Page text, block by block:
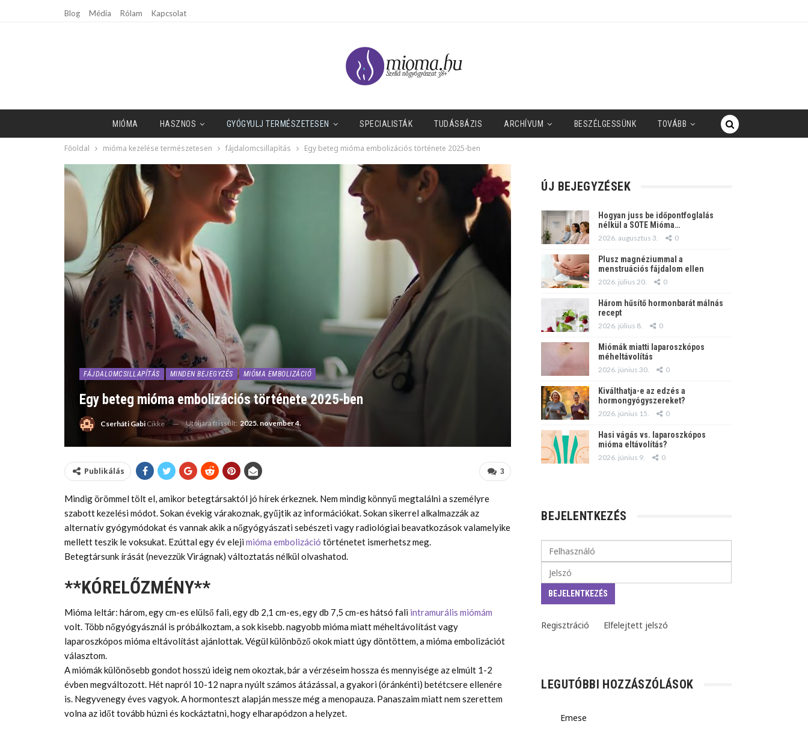
Blog Média Rólam Kapcsolat
MIÓMA HASZNOS GYÓGYULJ TERMÉSZETESEN SPECIALISTÁK TUDÁSBÁZIS ARCHÍVUM BESZÉLGESSÜNK TOVÁBB
Főoldal mióma kezelése természetesen fájdalomcsillapítás Egy beteg mióma embolizációs története 2025-ben
FÁJDALOMCSILLAPÍTÁS MINDEN BEJEGYZÉS MIÓMA EMBOLIZÁCIÓ
Egy beteg mióma embolizációs története 2025-ben
Cserháti Gabi Cikke Utoljára frissült: 2025. november 4.
3
Publikálás
Mindig örömmel tölt el, amikor betegtársaktól jó hírek érkeznek. Nem mindig könnyű megtalálni a személyre
szabott kezelési módot. Sokan évekig várakoznak, gyűjtik az információkat. Sokan sikerrel alkalmazzák az
alternatív gyógymódokat és vannak akik a nőgyógyászati sebészeti vagy radiológiai beavatkozások valamelyike
mellett teszik le voksukat. Ezúttal egy év eleji mióma embolizáció történetet ismerhetsz meg.
Betegtársunk írását (nevezzük Virágnak) változtatás nélkül olvashatod.
**KÓRELŐZMÉNY**
Mióma leltár: három, egy cm-es elülső fali, egy db 2,1 cm-es, egy db 7,5 cm-es hátsó fali intramurális miómám
volt. Több nőgyógyásznál is próbálkoztam, a sok kisebb. nagyobb mióma miatt méheltávolítást vagy
laparoszkópos mióma eltávolítást ajánlottak. Végül különböző okok miatt úgy döntöttem, a mióma embolizációt
választom.
A miómák különösebb gondot hosszú ideig nem okoztak, bár a vérzéseim hossza és mennyisége az elmúlt 1-2
évben megváltozott. Hét napról 10-12 napra nyúlt számos átázással, a gyakori (óránkénti) betétcsere ellenére
is. Negyvenegy éves vagyok. A hormonteszt alapján messze még a menopauza. Panaszaim miatt nem szerettem
volna az időt tovább húzni és kockáztatni, hogy elharapódzon a helyzet.
ÚJ BEJEGYZÉSEK
Hogyan juss be időpontfoglalás
nélkül a SOTE Mióma…
2026. augusztus 3. 0
Plusz magnéziummal a
menstruációs fájdalom ellen
2026. július 20. 0
Három hűsítő hormonbarát málnás
recept
2026. július 8. 0
Miómák miatti laparoszkópos
méheltávolítás
2026. június 30. 0
Kiválthatja-e az edzés a
hormongyógyszereket?
2026. június 15. 0
Hasi vágás vs. laparoszkópos
mióma eltávolítás?
2026. június 9. 0
BEJELENTKEZÉS
Regisztráció Elfelejtett jelszó
LEGUTÓBBI HOZZÁSZÓLÁSOK
Emese